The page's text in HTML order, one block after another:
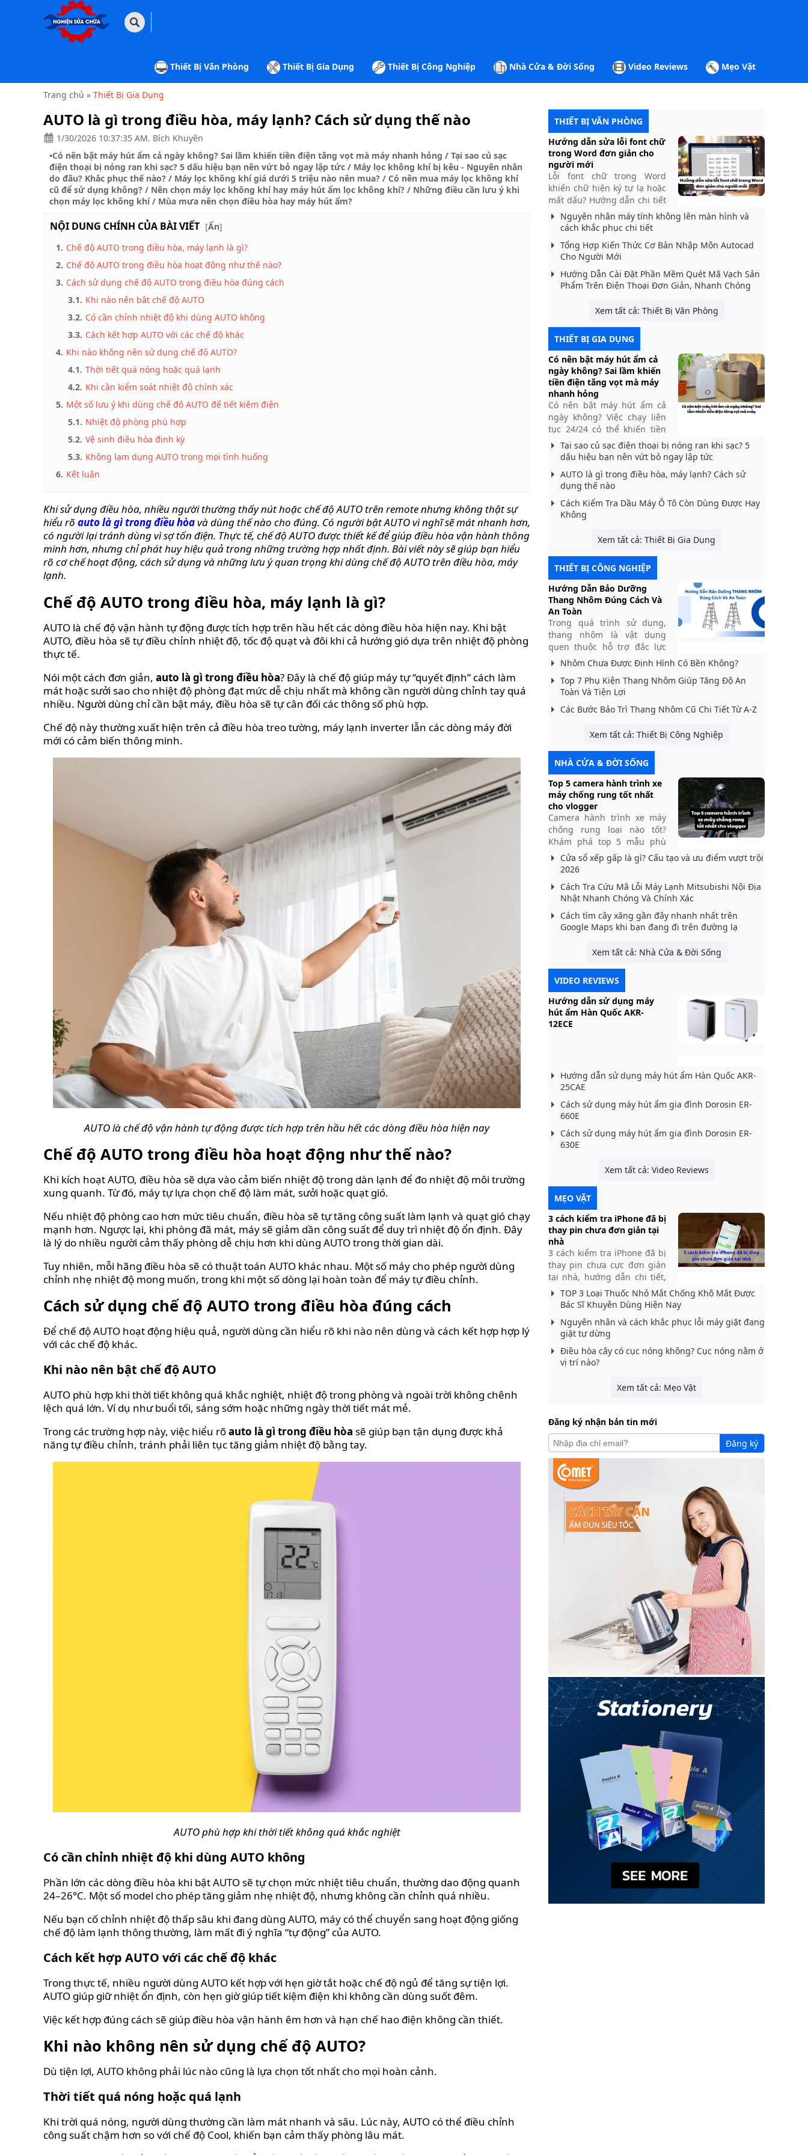
Thiết Bị Văn Phòng Thiết Bị Gia Dụng Thiết Bị Công Nghiệp Nhà Cửa & Đời Sống Video Reviews Mẹo Vặt
BỊ
Trang chủ » Thiết Bị Gia Dụng
AUTO là gì trong điều hòa, máy lạnh? Cách sử dụng thế nào
1/30/2026 10:37:35 AM. Bích Khuyên
•Có nên bật máy hút ẩm cả ngày không? Sai lầm khiến tiền điện tăng vọt mà máy nhanh hỏng / Tại sao củ sạc
điện thoại bị nóng ran khi sạc? 5 dấu hiệu bạn nên vứt bỏ ngay lập tức / Máy lọc không khí bị kêu - Nguyên nhân
do đâu? Khắc phục thế nào? / Máy lọc không khí giá dưới 5 triệu nào nên mua? / Có nên mua máy lọc không khí
cũ để sử dụng không? / Nên chọn máy lọc không khí hay máy hút ẩm lọc không khí? / Những điều cần lưu ý khi
chọn máy lọc không khí/ Mùa mưa nên chọn điều hòa hay máy hút ẩm?
NỘI DUNG CHÍNH CỦA BÀI VIẾT [Ẩn]
1. Chế độ AUTO trong điều hòa, máy lạnh là gì?
2. Chế độ AUTO trong điều hòa hoạt động như thế nào?
3. Cách sử dụng chế độ AUTO trong điều hòa đúng cách
3.1. Khi nào nên bật chế độ AUTO
3.2. Có cần chỉnh nhiệt độ khi dùng AUTO không
3.3. Cách kết hợp AUTO với các chế độ khác
4. Khi nào không nên sử dụng chế độ AUTO?
4.1. Thời tiết quá nóng hoặc quá lạnh
4.2. Khi cần kiểm soát nhiệt độ chính xác
5. Một số lưu ý khi dùng chế độ AUTO để tiết kiệm điện
5.1. Nhiệt độ phòng phù hợp
5.2. Vệ sinh điều hòa định kỳ
5.3. Không lạm dụng AUTO trong mọi tình huống
6. Kết luận
Khi sử dụng điều hòa, nhiều người thường thấy nút hoặc chế độ AUTO trên remote nhưng không thật sự
hiểu rõ auto là gì trong điều hòavà dùng thế nào cho đúng. Có người bật AUTO vì nghĩ sẽ mát nhanh hơn,
có người lại tránh dùng vì sợ tốn điện. Thực tế, chế độ AUTO được thiết kế để giúp điều hòa vận hành thông
minh hơn, nhưng chỉ phát huy hiệu quả trong những trường hợp nhất định. Bài viết này sẽ giúp bạn hiểu
rõ cơ chế hoạt động, cách sử dụng và những lưu ý quan trọng khi dùng chế độ AUTO trên điều hòa, máy
lạnh.
Chế độ AUTO trong điều hòa, máy lạnh là gì?
AUTO là chế độ vận hành tự động được tích hợp trên hầu hết các dòng điều hòa hiện nay. Khi bật
AUTO, điều hòa sẽ tự điều chỉnh nhiệt độ, tốc độ quạt và đôi khi cả hướng gió dựa trên nhiệt độ phòng
thực tế.
Nói một cách đơn giản, auto là gì trong điều hòa? Đây là chế độ giúp máy tự “quyết định” cách làm
mát hoặc sưởi sao cho nhiệt độ phòng đạt mức dễ chịu nhất mà không cần người dùng chỉnh tay quá
nhiều. Người dùng chỉ cần bật máy, điều hòa sẽ tự cân đối các thông số phù hợp.
Chế độ này thường xuất hiện trên cả điều hòa treo tường, máy lạnh inverter lẫn các dòng máy đời
mới có cảm biến thông minh.
AUTO là chế độ vận hành tự động được tích hợp trên hầu hết các dòng điều hòa hiện nay
Chế độ AUTO trong điều hòa hoạt động như thế nào?
Khi kích hoạt AUTO, điều hòa sẽ dựa vào cảm biến nhiệt độ trong dàn lạnh để đo nhiệt độ môi trường
xung quanh. Từ đó, máy tự lựa chọn chế độ làm mát, sưởi hoặc quạt gió.
Nếu nhiệt độ phòng cao hơn mức tiêu chuẩn, điều hòa sẽ tự tăng công suất làm lạnh và quạt gió chạy
mạnh hơn. Ngược lại, khi phòng đã mát, máy sẽ giảm dần công suất để duy trì nhiệt độ ổn định. Đây
là lý do nhiều người cảm thấy phòng dễ chịu hơn khi dùng AUTO trong thời gian dài.
Tuy nhiên, mỗi hãng điều hòa sẽ có thuật toán AUTO khác nhau. Một số máy cho phép người dùng
chỉnh nhẹ nhiệt độ mong muốn, trong khi một số dòng lại hoàn toàn để máy tự điều chỉnh.
Cách sử dụng chế độ AUTO trong điều hòa đúng cách
Để chế độ AUTO hoạt động hiệu quả, người dùng cần hiểu rõ khi nào nên dùng và cách kết hợp hợp lý
với các chế độ khác.
Khi nào nên bật chế độ AUTO
AUTO phù hợp khi thời tiết không quá khắc nghiệt, nhiệt độ trong phòng và ngoài trời không chênh
lệch quá lớn. Ví dụ như buổi tối, sáng sớm hoặc những ngày thời tiết mát mẻ.
Trong các trường hợp này, việc hiểu rõauto là gì trong điều hòa sẽ giúp bạn tận dụng được khả
năng tự điều chỉnh, tránh phải liên tục tăng giảm nhiệt độ bằng tay.
AUTO phù hợp khi thời tiết không quá khắc nghiệt
Có cần chỉnh nhiệt độ khi dùng AUTO không
Phần lớn các dòng điều hòa khi bật AUTO sẽ tự chọn mức nhiệt tiêu chuẩn, thường dao động quanh
24–26°C. Một số model cho phép tăng giảm nhẹ nhiệt độ, nhưng không cần chỉnh quá nhiều.
Nếu bạn cố chỉnh nhiệt độ thấp sâu khi đang dùng AUTO, máy có thể chuyển sang hoạt động giống
chế độ làm lạnh thông thường, làm mất đi ý nghĩa “tự động” của AUTO.
Cách kết hợp AUTO với các chế độ khác
Trong thực tế, nhiều người dùng AUTO kết hợp với hẹn giờ tắt hoặc chế độ ngủ để tăng sự tiện lợi.
AUTO giúp giữ nhiệt ổn định, còn hẹn giờ giúp tiết kiệm điện khi không cần dùng suốt đêm.
Việc kết hợp đúng cách sẽ giúp điều hòa vận hành êm hơn và hạn chế hao điện không cần thiết.
Khi nào không nên sử dụng chế độ AUTO?
Dù tiện lợi, AUTO không phải lúc nào cũng là lựa chọn tốt nhất cho mọi hoàn cảnh.
Thời tiết quá nóng hoặc quá lạnh
Khi trời quá nóng, người dùng thường cần làm mát nhanh và sâu. Lúc này, AUTO có thể điều chỉnh
công suất chậm hơn so với chế độ Cool, khiến bạn cảm thấy phòng lâu mát.
THIẾT BỊ VĂN PHÒNG
Hướng dẫn sửa lỗi font chữ
trong Word đơn giản cho
người mới
Lỗi font chữ trong Word
khiến chữ hiện ký tự lạ hoặc
mất dấu? Hướng dẫn chi tiết
cách sửa lỗi font chữ trong
Word bằng Unikey và các
cách khác nhanh nhất.
Nguyên nhân máy tính không lên màn hình và
cách khắc phục chi tiết
Tổng Hợp Kiến Thức Cơ Bản Nhập Môn Autocad
Cho Người Mới
Hướng Dẫn Cài Đặt Phần Mềm Quét Mã Vạch Sản
Phẩm Trên Điện Thoại Đơn Giản, Nhanh Chóng
Xem tất cả: Thiết Bị Văn Phòng
THIẾT BỊ GIA DỤNG
Có nên bật máy hút ẩm cả
ngày không? Sai lầm khiến
tiền điện tăng vọt mà máy
nhanh hỏng
Có nên bật máy hút ẩm cả
ngày không? Việc chạy liên
tục 24/24 có thể khiến tiền
điện tăng cao, máy quá tải
và giảm tuổi thọ. Tìm hiểu
và bền máy.
Tại sao củ sạc điện thoại bị nóng ran khi sạc? 5
dấu hiệu bạn nên vứt bỏ ngay lập tức
AUTO là gì trong điều hòa, máy lạnh? Cách sử
dụng thế nào
Cách Kiểm Tra Dầu Máy Ô Tô Còn Dùng Được Hay
Không
Xem tất cả: Thiết Bị Gia Dụng
THIẾT BỊ CÔNG NGHIỆP
Hướng Dẫn Bảo Dưỡng
Thang Nhôm Đúng Cách Và
An Toàn
Trong quá trình sử dụng,
thang nhôm là vật dụng
quen thuộc hỗ trợ đắc lực
cho gia đình, công trình hay
văn phòng. Tuy nhiên, để
thang luôn hoạt động bền bỉ
và đảm bảo an toàn khi sử
dụng, việc bảo dưỡng thang
trọng. Nhiều...
Nhôm Chưa Được Định Hình Có Bền Không?
Top 7 Phụ Kiện Thang Nhôm Giúp Tăng Độ An
Toàn Và Tiện Lợi
Các Bước Bảo Trì Thang Nhôm Cũ Chi Tiết Từ A-Z
Xem tất cả: Thiết Bị Công Nghiệp
NHÀ CỬA & ĐỜI SỐNG
Top 5 camera hành trình xe
máy chống rung tốt nhất
cho vlogger
Camera hành trình xe máy
chống rung loại nào tốt?
Khám phá top 5 mẫu phù
hợp cho vlogger, quay video
ổn định, hình ảnh sắc nét
Cửa sổ xếp gấp là gì? Cấu tạo và ưu điểm vượt trội
2026
Cách Tra Cứu Mã Lỗi Máy Lạnh Mitsubishi Nội Địa
Nhật Nhanh Chóng Và Chính Xác
Cách tìm cây xăng gần đây nhanh nhất trên
Google Maps khi bạn đang đi trên đường lạ
Xem tất cả: Nhà Cửa & Đời Sống
VIDEO REVIEWS
Hướng dẫn sử dụng máy
hút ẩm Hàn Quốc AKR-
12ECE
Hướng dẫn sử dụng máy hút ẩm Hàn Quốc AKR-
25CAE
Cách sử dụng máy hút ẩm gia đình Dorosin ER-
660E
Cách sử dụng máy hút ẩm gia đình Dorosin ER-
630E
Xem tất cả: Video Reviews
MẸO VẶT
3 cách kiểm tra iPhone đã bị
thay pin chưa đơn giản tại
nhà
3 cách kiểm tra iPhone đã bị
thay pin chưa cực đơn giản
tại nhà, hướng dẫn chi tiết,
dễ thực hiện, giúp bạn biết
chính xác tình trạng pin của
máy trước khi mua
TOP 3 Loại Thuốc Nhỏ Mắt Chống Khô Mắt Được
Bác Sĩ Khuyên Dùng Hiện Nay
Nguyên nhân và cách khắc phục lỗi máy giặt đang
giặt tự dừng
Điều hòa cây có cục nóng không? Cục nóng nằm ở
vị trí nào?
Xem tất cả: Mẹo Vặt
Đăng ký nhận bản tin mới
Đăng ký